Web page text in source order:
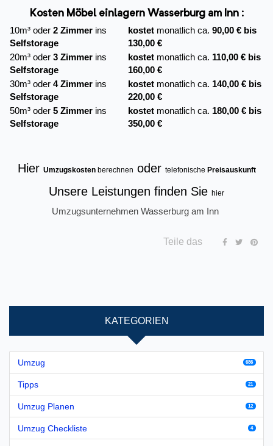
Kosten Möbel einlagern Wasserburg am Inn :
10m³ oder 2 Zimmer ins
Selfstorage
kostet monatlich ca. 90,00 € bis
130,00 €
20m³ oder 3 Zimmer ins
Selfstorage
kostet monatlich ca. 110,00 € bis
160,00 €
30m³ oder 4 Zimmer ins
Selfstorage
kostet monatlich ca. 140,00 € bis
220,00 €
50m³ oder 5 Zimmer ins
Selfstorage
kostet monatlich ca. 180,00 € bis
350,00 €
Hier Umzugskostenberechnen oder telefonische Preisauskunft
Unsere Leistungen finden Sie hier
Umzugsunternehmen Wasserburg am Inn
Teile das
KATEGORIEN
Umzug 686
Tipps 21
Umzug Planen 12
Umzug Checkliste 4